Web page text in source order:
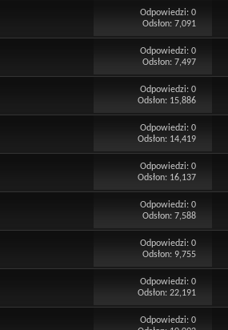
Odpowiedzi:0
Odsłon: 7,091
Odpowiedzi:0
Odsłon: 7,497
Odpowiedzi:0
Odsłon: 15,886
Odpowiedzi:0
Odsłon: 14,419
Odpowiedzi:0
Odsłon: 16,137
Odpowiedzi:0
Odsłon: 7,588
Odpowiedzi:0
Odsłon: 9,755
Odpowiedzi:0
Odsłon: 22,191
Odpowiedzi:0